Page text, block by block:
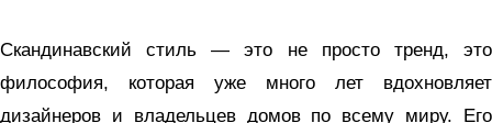
Скандинавский стиль — это не просто тренд, это
философия, которая уже много лет вдохновляет
дизайнеров и владельцев домов по всему миру. Его